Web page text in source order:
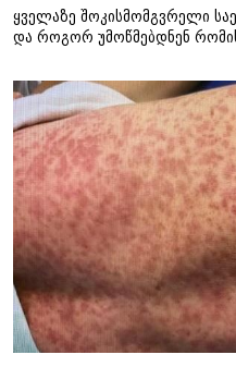
ყველაზე შოკისმომგვრელი
და როგორ უმოწმებდნენ რომის